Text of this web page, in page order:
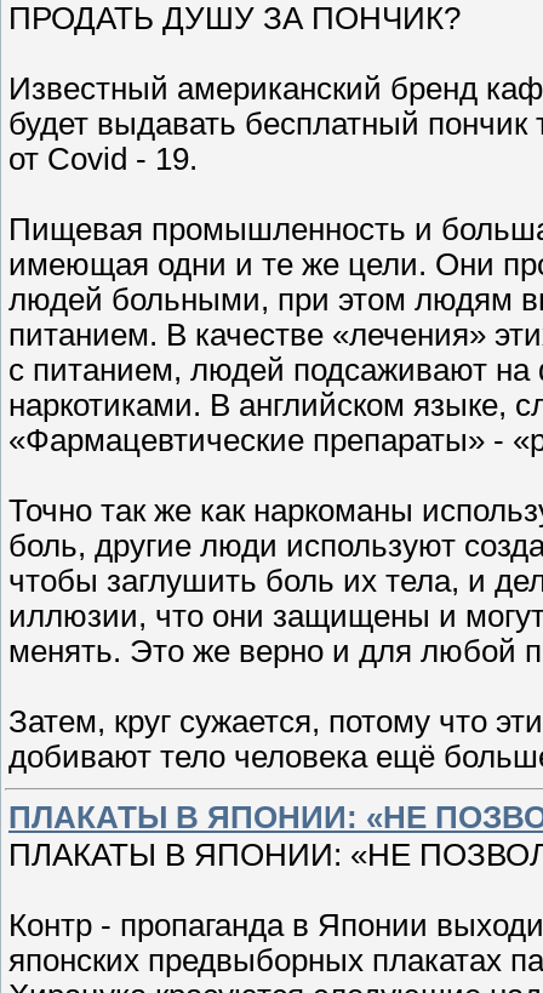
ПРОДАТЬ ДУШУ ЗА ПОНЧИК?
Известный американский бренд
будет выдавать бесплатный
от Covid - 19.
Пищевая промышленность и
имеющая одни и те же цели. Они
людей больными, при этом людям
питанием. В качестве «лечения»
с питанием, людей подсаживают
наркотиками. В английском языке,
«Фармацевтические препараты» -
Точно так же как наркоманы
боль, другие люди используют
чтобы заглушить боль их тела, и
иллюзии, что они защищены и
менять. Это же верно и для любой
Затем, круг сужается, потому что
добивают тело человека ещё
ПЛАКАТЫ В ЯПОНИИ: «НЕ
ПЛАКАТЫ В ЯПОНИИ: «НЕ
Контр - пропаганда в Японии
японских предвыборных плакатах